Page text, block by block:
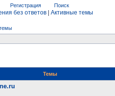
Регистрация Поиск
без ответов Активные темы
Темы